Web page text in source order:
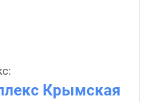
Крымская